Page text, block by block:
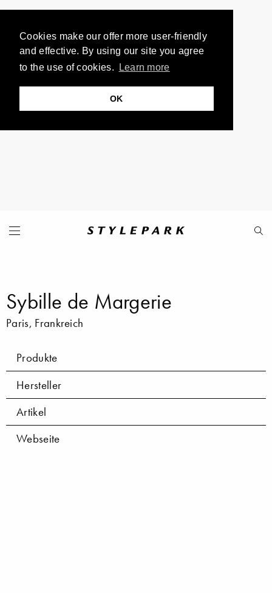
Cookies make our offer more user-friendly
and effective. By using our site you agree
to the use of cookies.
Learn more
OK
Sybille de Margerie
Paris, Frankreich
Produkte
Hersteller
Artikel
Webseite